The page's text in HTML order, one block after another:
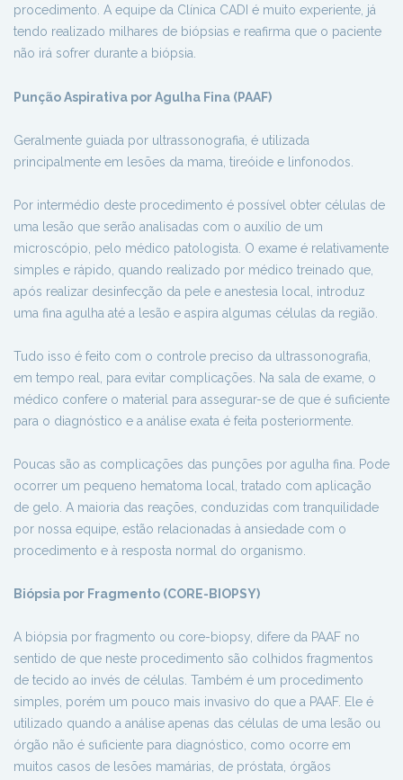
procedimento. A equipe da Clínica CADI é muito experiente, já
tendo realizado milhares de biópsias e reafirma que o paciente
não irá sofrer durante a biópsia.
Punção Aspirativa por Agulha Fina (PAAF)
Geralmente guiada por ultrassonografia, é utilizada
principalmente em lesões da mama, tireóide e linfonodos.
Por intermédio deste procedimento é possível obter células de
uma lesão que serão analisadas com o auxílio de um
microscópio, pelo médico patologista. O exame é relativamente
simples e rápido, quando realizado por médico treinado que,
após realizar desinfecção da pele e anestesia local, introduz
uma fina agulha até a lesão e aspira algumas células da região.
Tudo isso é feito com o controle preciso da ultrassonografia,
em tempo real, para evitar complicações. Na sala de exame, o
médico confere o material para assegurar-se de que é suficiente
para o diagnóstico e a análise exata é feita posteriormente.
Poucas são as complicações das punções por agulha fina. Pode
ocorrer um pequeno hematoma local, tratado com aplicação
de gelo. A maioria das reações, conduzidas com tranquilidade
por nossa equipe, estão relacionadas à ansiedade com o
procedimento e à resposta normal do organismo.
Biópsia por Fragmento (CORE-BIOPSY)
A biópsia por fragmento ou core-biopsy, difere da PAAF no
sentido de que neste procedimento são colhidos fragmentos
de tecido ao invés de células. Também é um procedimento
simples, porém um pouco mais invasivo do que a PAAF. Ele é
utilizado quando a análise apenas das células de uma lesão ou
órgão não é suficiente para diagnóstico, como ocorre em
muitos casos de lesões mamárias, de próstata, órgãos